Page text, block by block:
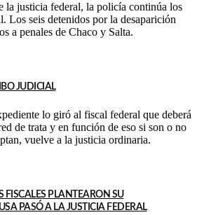
la justicia federal, la policía continúa los
Los seis detenidos por la desaparición
a penales de Chaco y Salta.
JUDICIAL
lo giró al fiscal federal que deberá
de trata y en función de eso si son o no
vuelve a la justicia ordinaria.
FISCALES PLANTEARON SU
PASÓ A LA JUSTICIA FEDERAL